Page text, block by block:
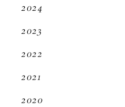
2024
2023
2022
2021
2020